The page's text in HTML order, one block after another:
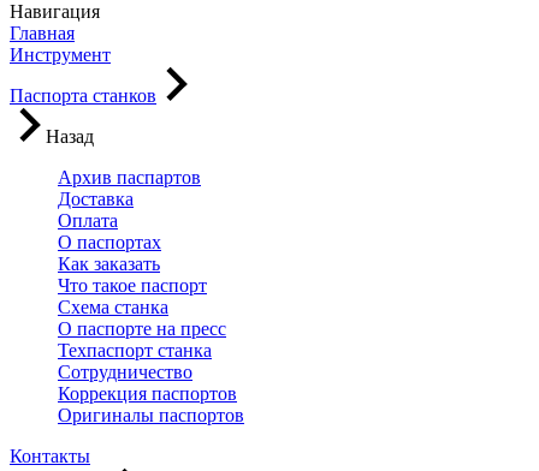
Навигация
Главная
Инструмент
Паспорта станков
Назад
Архив паспартов
Доставка
Оплата
О паспортах
Как заказать
Что такое паспорт
Схема станка
О паспорте на пресс
Техпаспорт станка
Сотрудничество
Коррекция паспортов
Оригиналы паспортов
Контакты